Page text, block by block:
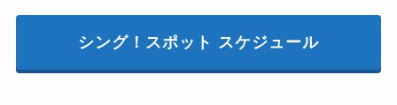
シング！スポット スケジュール